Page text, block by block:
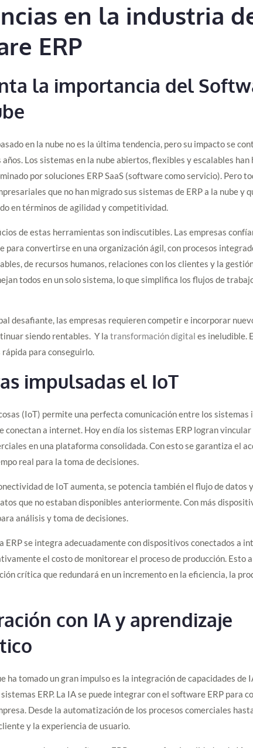
en la industria
ERP
la importancia del
en la nube no es la última tendencia, pero su impacto se
Los sistemas en la nube abiertos, flexibles y escalables han
por soluciones ERP SaaS (software como servicio). Pero
que no han migrado sus sistemas de ERP a la nube y
en términos de agilidad y competitividad.
de estas herramientas son indiscutibles. Las empresas
para convertirse en una organización ágil, con procesos
de recursos humanos, relaciones con los clientes y la
todos en un solo sistema, lo que simplifica los flujos de
desafiante, las empresas requieren competir e incorporar
siendo rentables. Y latransformación digital es ineludible.
rápida para conseguirlo.
impulsadas el IoT
(IoT) permite una perfecta comunicación entre los sistemas
conectan a internet. Hoy en día los sistemas ERP logran
en una plataforma consolidada. Con esto se garantiza el
real para la toma de decisiones.
de IoT aumenta, se potencia también el flujo de datos
que no estaban disponibles anteriormente. Con más
análisis y toma de decisiones.
ERP se integra adecuadamente con dispositivos conectados a
el costo de monitorear el proceso de producción. Esto a
crítica que redundará en un incremento en la eficiencia, la
con IA y aprendizaje
ha tomado un gran impulso es la integración de capacidades de
ERP. La IA se puede integrar con el software ERP para
Desde la automatización de los procesos comerciales
y la experiencia de usuario.